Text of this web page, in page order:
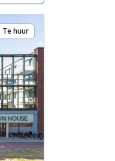
Te huur